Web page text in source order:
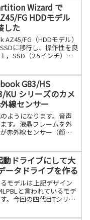
Wizard で
FG HDDモデル
した
FG（HDDモデル）
に移行し、操作性を良
，SSD（2.5インチ）※
G83/HS
KU シリーズのカメ
線センサー
ようになります。音声
す。液晶フレームを外
赤外線センサー（顔認
動ドライブにして大
ータドライブを作る
モデルは上記デザイン
と言われているモデ
。今回の四代目Tシリー